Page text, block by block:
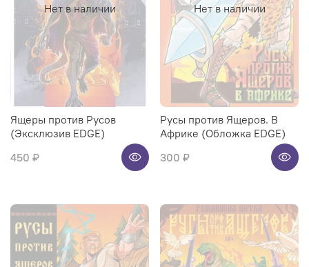
Нет в наличии
Ящеры против Русов
(Эксклюзив EDGE)
450 ₽
Нет в наличии
Русы против Ящеров. В
Африке (Обложка EDGE)
300 ₽